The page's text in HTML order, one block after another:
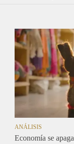
ANÁLISIS
Economía se